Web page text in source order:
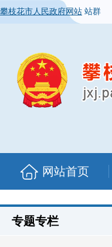
攀枝花市人民政府网站 站群
网站首页
专题专栏